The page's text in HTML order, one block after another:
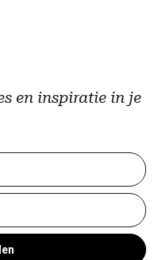
en inspiratie in je